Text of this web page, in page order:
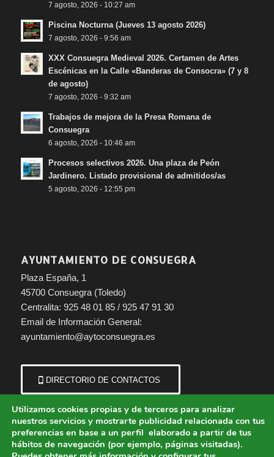
7 agosto, 2026 - 10:27 am
Piscina Nocturna (Jueves 13 agosto 2026)
7 agosto, 2026 - 9:56 am
XXX Consuegra Medieval 2026. Certamen de Artes
Escénicas en la Calle «Banderas de Consocra» (7 y 8
de agosto)
7 agosto, 2026 - 9:32 am
Trabajos de mejora de la Presa Romana de
Consuegra
6 agosto, 2026 - 10:46 am
Procesos selectivos 2026. Una plaza de Peón
Jardinero. Listado provisional de admitidos/as
5 agosto, 2026 - 12:55 pm
AYUNTAMIENTO DE CONSUEGRA
Plaza España, 1
45700 Consuegra (Toledo)
Centralita: 925 48 01 85 / 925 47 91 30
Email de Información General:
ayuntamiento@aytoconsuegra.es
DIRECTORIO DE CONTACTOS
Utilizamos cookies propias y de terceros para analizar
nuestros servicios y mostrarte publicidad relacionada con tus
preferencias en base a un perfil elaborado a partir de tus
hábitos de navegación (por ejemplo, páginas visitadas).